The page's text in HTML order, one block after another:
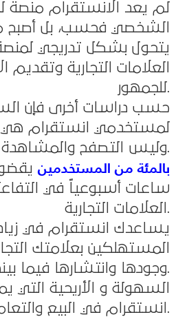
لم يعد الانستقرام منصة
الشخصي فحسب، بل أصبح
يتحول بشكل تدريجي
العلامات التجارية وتقديم
للجمهور.
حسب دراسات أخرى فإن
لمستخدمي انستقرام هي
وليس التصفح والمشاهدة فقط.
59 بالمئة من المستخدمين
ساعات أسبوعياً في
العلامات التجارية.
يساعدك انستقرام في
المستهلكين بعلامتك
وجودها وانتشارها فيما بينهم.
السهولة و الأريحية التي
انستقرام في البيع والتعامل.